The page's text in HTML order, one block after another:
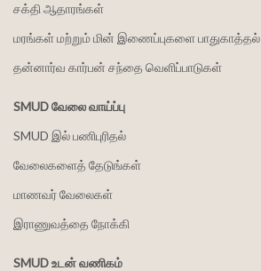
சக்தி ஆதாரங்கள்
மரங்கள் மற்றும் மின் இணைப்புகளை பாதுகாத்தல்
தன்னார்வ கார்பன் சந்தை வெளிப்பாடுகள்
SMUD வேலை வாய்ப்பு
SMUD இல் பணிபுரிதல்
வேலைகளைத் தேடுங்கள்
மாணவர் வேலைகள்
இராணுவத்தை நோக்கி
SMUD உடன் வணிகம்